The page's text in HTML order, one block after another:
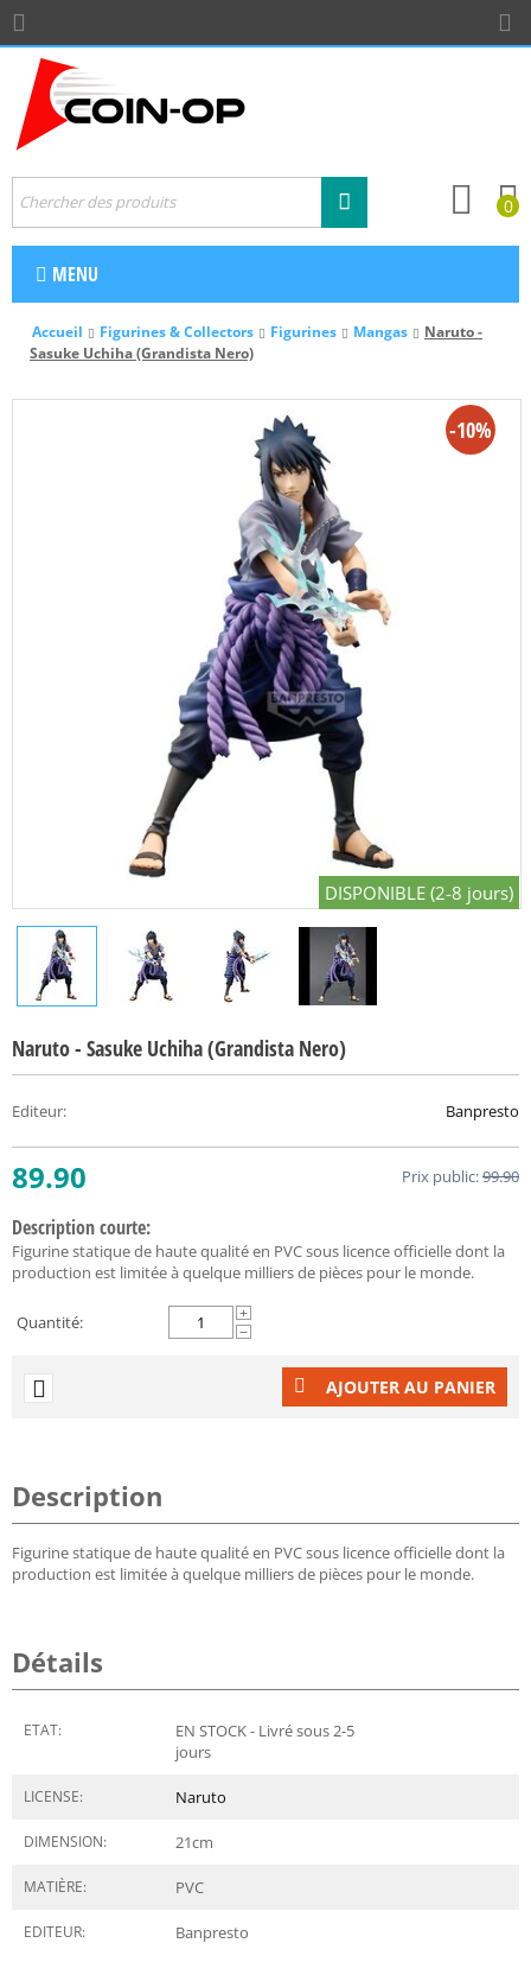
0
MENU
Accueil Figurines & Collectors Figurines Mangas
Naruto -
Sasuke Uchiha (Grandista Nero)
-10%
DISPONIBLE (2-8 jours)
Naruto - Sasuke Uchiha (Grandista Nero)
Editeur: Banpresto
89.90 Prix public:99.90
Description courte:
Figurine statique de haute qualité en PVC sous licence officielle dont la
production est limitée à quelque milliers de pièces pour le monde.
Quantité:
+
−
AJOUTER AU PANIER
Description
Figurine statique de haute qualité en PVC sous licence officielle dont la
production est limitée à quelque milliers de pièces pour le monde.
Détails
ETAT:
EN STOCK - Livré sous 2-5
jours
LICENSE: Naruto
DIMENSION: 21cm
MATIÈRE: PVC
EDITEUR: Banpresto